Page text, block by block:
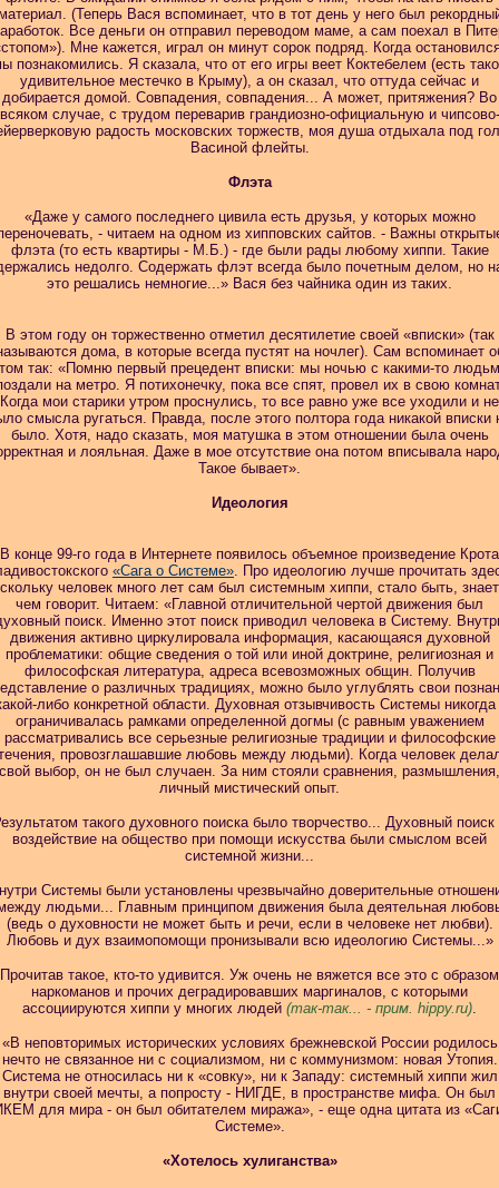
материал. (Теперь Вася вспоминает, что в тот день у него был
Все деньги он отправил переводом маме, а сам поехал в
Мне кажется, играл он минут сорок подряд. Когда
познакомились. Я сказала, что от его игры веет Коктебелем (есть
удивительное местечко в Крыму), а он сказал, что оттуда сейчас и
добирается домой. Совпадения, совпадения... А может, притяжения? Во
всяком случае, с трудом переварив грандиозно-официальную и чипсово-
радость московских торжеств, моя душа отдыхала под
Васиной флейты.
Флэта
«Даже у самого последнего цивила есть друзья, у которых можно
- читаем на одном из хипповских сайтов. - Важны
флэта (то есть квартиры - М.Б.) - где были рады любому хиппи. Такие
недолго. Содержать флэт всегда было почетным делом, но
это решались немногие...» Вася без чайника один из таких.
В этом году он торжественно отметил десятилетие своей «вписки» (так
дома, в которые всегда пустят на ночлег). Сам вспоминает
так: «Помню первый прецедент вписки: мы ночью с какими-то
на метро. Я потихонечку, пока все спят, провел их в свою
Когда мои старики утром проснулись, то все равно уже все уходили и не
смысла ругаться. Правда, после этого полтора года никакой вписки
было. Хотя, надо сказать, моя матушка в этом отношении была очень
и лояльная. Даже в мое отсутствие она потом вписывала
Такое бывает».
Идеология
В конце 99-го года в Интернете появилось объемное произведение Крота
«Сага о Системе». Про идеологию лучше прочитать
человек много лет сам был системным хиппи, стало быть,
чем говорит. Читаем: «Главной отличительной чертой движения был
поиск. Именно этот поиск приводил человека в Систему.
движения активно циркулировала информация, касающаяся духовной
проблематики: общие сведения о той или иной доктрине, религиозная и
философская литература, адреса всевозможных общин. Получив
о различных традициях, можно было углублять свои
либо конкретной области. Духовная отзывчивость Системы никогда
ограничивалась рамками определенной догмы (с равным уважением
рассматривались все серьезные религиозные традиции и философские
провозглашавшие любовь между людьми). Когда человек
свой выбор, он не был случаен. За ним стояли сравнения, размышления,
личный мистический опыт.
такого духовного поиска было творчество... Духовный поиск
воздействие на общество при помощи искусства были смыслом всей
системной жизни...
Системы были установлены чрезвычайно доверительные
людьми... Главным принципом движения была деятельная
(ведь о духовности не может быть и речи, если в человеке нет любви).
Любовь и дух взаимопомощи пронизывали всю идеологию Системы...»
Прочитав такое, кто-то удивится. Уж очень не вяжется все это с образом
наркоманов и прочих деградировавших маргиналов, с которыми
ассоциируются хиппи у многих людей (так-так... - прим. hippy.ru).
«В неповторимых исторических условиях брежневской России родилось
нечто не связанное ни с социализмом, ни с коммунизмом: новая Утопия.
Система не относилась ни к «совку», ни к Западу: системный хиппи жил
внутри своей мечты, а попросту - НИГДЕ, в пространстве мифа. Он был
для мира - он был обитателем миража», - еще одна цитата из
Системе».
«Хотелось хулиганства»